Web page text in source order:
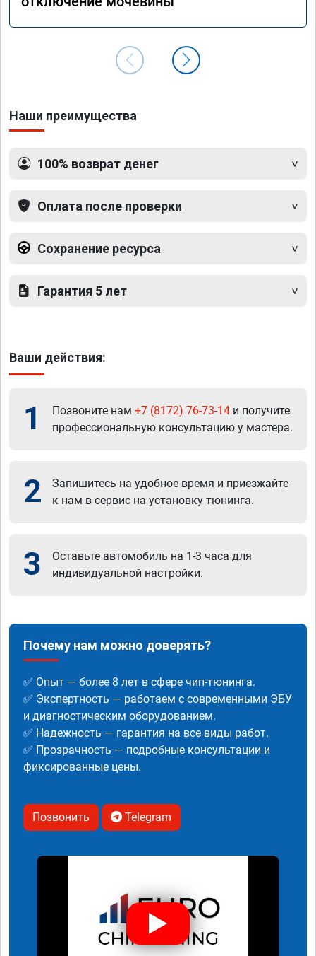
Наши преимущества
100% возврат денег
Оплата после проверки
Сохранение ресурса
Гарантия 5 лет
Ваши действия:
1 Позвоните нам +7 (8172) 76-73-14 и получите
профессиональную консультацию у мастера.
2
Запишитесь на удобное время и приезжайте
к нам в сервис на установку тюнинга.
3
Оставьте автомобиль на 1-3 часа для
индивидуальной настройки.
Почему нам можно доверять?
✅ Опыт — более 8 лет в сфере чип-тюнинга.
✅ Экспертность — работаем с современными ЭБУ
и диагностическим оборудованием.
✅ Надежность — гарантия на все виды работ.
✅ Прозрачность — подробные консультации и
фиксированные цены.
Позвонить Telegram